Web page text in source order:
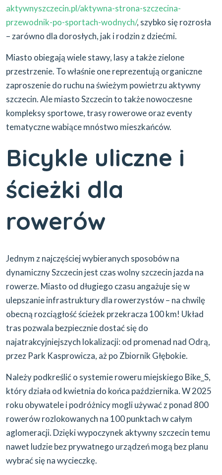
aktywnyszczecin.pl/aktywna-strona-szczecina-
przewodnik-po-sportach-wodnych/, szybko się rozrosła
– zarówno dla dorosłych, jak i rodzin z dziećmi.
Miasto obiegają wiele stawy, lasy a także zielone
przestrzenie. To właśnie one reprezentują organiczne
zaproszenie do ruchu na świeżym powietrzu aktywny
szczecin. Ale miasto Szczecin to także nowoczesne
kompleksy sportowe, trasy rowerowe oraz eventy
tematyczne wabiące mnóstwo mieszkańców.
Bicykle uliczne i
ścieżki dla
rowerów
Jednym z najczęściej wybieranych sposobów na
dynamiczny Szczecin jest czas wolny szczecin jazda na
rowerze. Miasto od długiego czasu angażuje się w
ulepszanie infrastruktury dla rowerzystów – na chwilę
obecną rozciągłość ścieżek przekracza 100 km! Układ
tras pozwala bezpiecznie dostać się do
najatrakcyjniejszych lokalizacji: od promenad nad Odrą,
przez Park Kasprowicza, aż po Zbiornik Głębokie.
Należy podkreślić o systemie roweru miejskiego Bike_S,
który działa od kwietnia do końca października. W 2025
roku obywatele i podróżnicy mogli używać z ponad 800
rowerów rozlokowanych na 100 punktach w całym
aglomeracji. Dzięki wypoczynek aktywny szczecin temu
nawet ludzie bez prywatnego urządzeń mogą bez planu
wybrać się na wycieczkę.